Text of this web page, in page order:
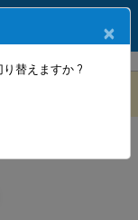
×
替えますか ?